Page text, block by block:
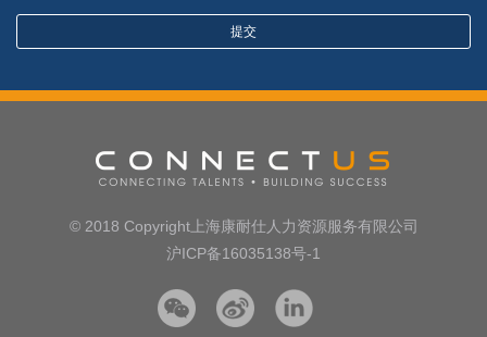
© 2018 Copyright上海康耐仕人力资源服务有限公司
沪ICP备16035138号-1